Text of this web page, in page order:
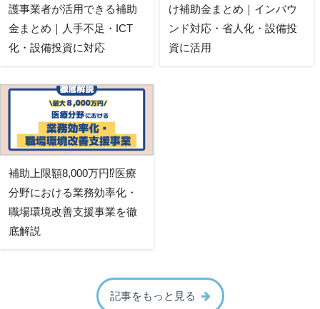
護事業者が活用できる補助
金まとめ｜人手不足・ICT
化・設備投資に対応
け補助金まとめ｜インバウ
ンド対応・省人化・設備投
資に活用
補助上限額8,000万円⁉医療
分野における業務効率化・
職場環境改善支援事業を徹
底解説
記事をもっと見る